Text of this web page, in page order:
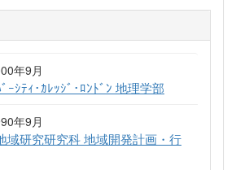
年9月
ｰｼﾃｨ･ｶﾚｯｼﾞ･ﾛﾝﾄﾞﾝ 地理学部
年9月
域研究研究科 地域開発計画・行